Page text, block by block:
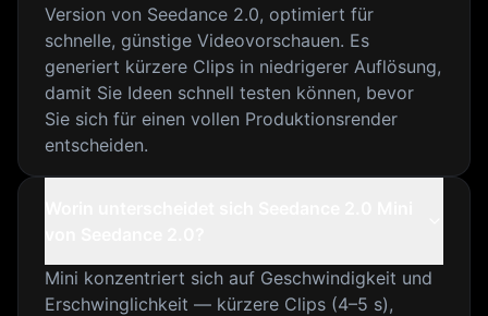
Version von Seedance 2.0, optimiert für
schnelle, günstige Videovorschauen. Es
generiert kürzere Clips in niedrigerer Auflösung,
damit Sie Ideen schnell testen können, bevor
Sie sich für einen vollen Produktionsrender
entscheiden.
Mini konzentriert sich auf Geschwindigkeit und
Erschwinglichkeit — kürzere Clips (4–5 s),